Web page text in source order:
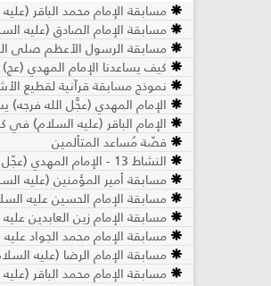
مسابقة الإمام محمد الباقر
مسابقة الإمام الصادق (عليه
مسابقة الرسول الأعظم صلى
كيف يساعدنا الإمام المهدي (عج)
نموذج مسابقة قرآنية لقطيع
الإمام المهدي (عجَّل الله فرجه)
الإمام الباقر (عليه السلام) في
قصّة مُساعد المتألمين
النشاط 13 - الإمام المهدي (عجّل الله فرجه) يساعدنا في غيبته - مرحلة الأشبال والزهرات
مسابقة أمير المؤمنين (عليه
مسابقة الإمام الحسين عليه
مسابقة الإمام زين العابدين
مسابقة الإمام محمد الجواد
مسابقة الإمام الرضا (عليه
مسابقة الإمام محمد الباقر